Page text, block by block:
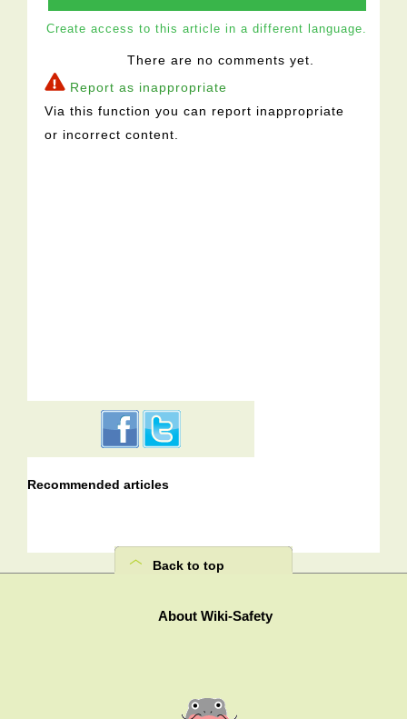
Create access to this article in a different language.
There are no comments yet.
Report as inappropriate
Via this function you can report inappropriate
or incorrect content.
Recommended articles
Back to top
About Wiki-Safety